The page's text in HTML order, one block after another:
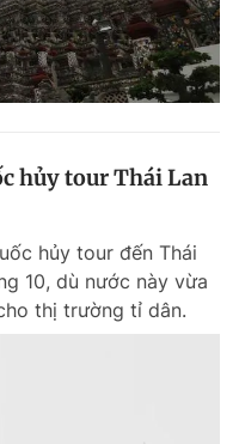
hủy tour Thái Lan
hủy tour đến Thái
10, dù nước này vừa
thị trường tỉ dân.